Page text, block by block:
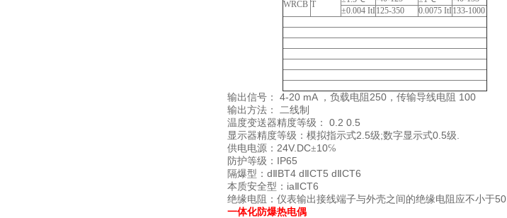
WRCB T
±0.004 ItI125-350 0.0075 ItI133-1000
输出信号： 4-20 mA ，负载电阻 250 ，传输导线电阻 100
输出方法：
二线制
温度变送器精度等级：
0.2 0.5
显示器精度等级：模拟指示式2.5级;数字显示式0.5级
供电电源： 24V.DC±10℅
防护等级： IP65
隔爆型： d BT4 d CT5 d CT6
本质安全型： ia CT6
绝缘电阻：仪表输出接线端子与外壳之间的绝缘电阻应不小于50.
一体化防爆热电偶